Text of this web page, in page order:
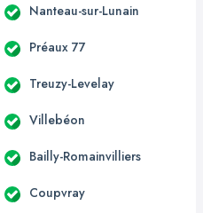
Nanteau-sur-Lunain
Préaux 77
Treuzy-Levelay
Villebéon
Bailly-Romainvilliers
Coupvray